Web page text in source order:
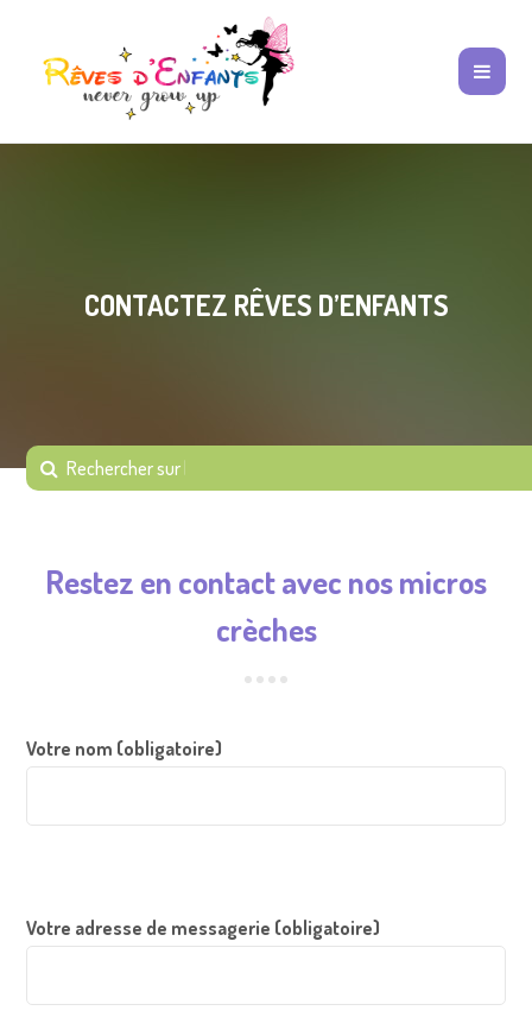
CONTACTEZ RÊVES D’ENFANTS
Restez en contact avec nos micros
crèches
Votre nom (obligatoire)
Votre adresse de messagerie (obligatoire)